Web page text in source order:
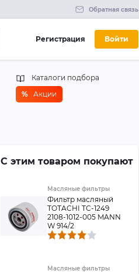
Обратная связь
Регистрация Войти
Каталоги подбора
% Акции
С этим товаром покупают
Масляные фильтры
Фильтр масляный
TOTACHI TC-1249
2108-1012-005 MANN
W 914/2
Масляные фильтры